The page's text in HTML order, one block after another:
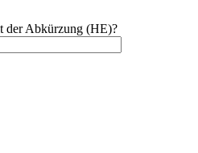
der Abkürzung (HE)?